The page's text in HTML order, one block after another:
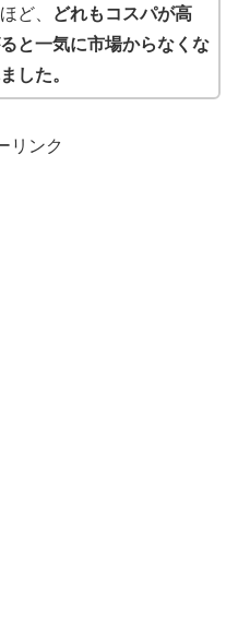
ど、
どれもコスパが高
と一気に市場からなくな
した。
リンク